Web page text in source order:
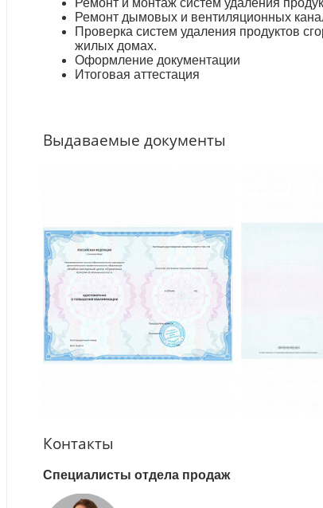
Ремонт и монтаж систем удаления
Ремонт дымовых и вентиляционных
Проверка систем удаления продуктов
жилых домах.
Оформление документации
Итоговая аттестация
Выдаваемые документы
Контакты
Специалисты отдела продаж